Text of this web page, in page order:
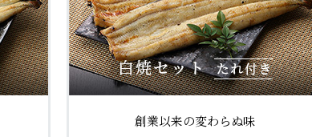
創業以来の変わらぬ味